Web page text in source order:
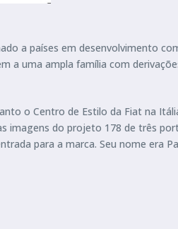
a países em desenvolvimento
a uma ampla família com
o Centro de Estilo da Fiat na
imagens do projeto 178 de três
para a marca. Seu nome era